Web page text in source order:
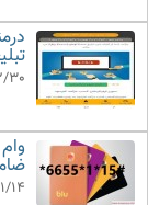
30
14